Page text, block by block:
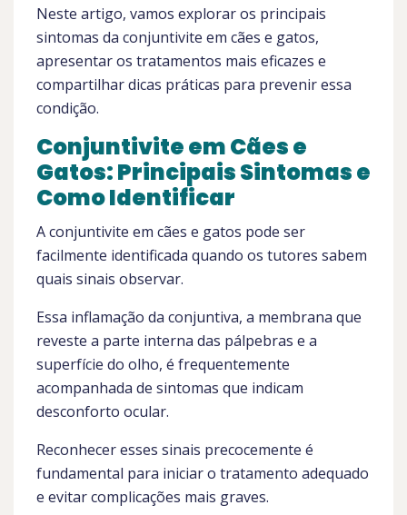
Neste artigo, vamos explorar os principais
sintomas da conjuntivite em cães e gatos,
apresentar os tratamentos mais eficazes e
compartilhar dicas práticas para prevenir essa
condição.
Conjuntivite em Cães e
Gatos: Principais Sintomas e
Como Identificar
A conjuntivite em cães e gatos pode ser
facilmente identificada quando os tutores sabem
quais sinais observar.
Essa inflamação da conjuntiva, a membrana que
reveste a parte interna das pálpebras e a
superfície do olho, é frequentemente
acompanhada de sintomas que indicam
desconforto ocular.
Reconhecer esses sinais precocemente é
fundamental para iniciar o tratamento adequado
e evitar complicações mais graves.